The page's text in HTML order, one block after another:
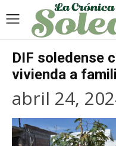
DIF soledense
vivienda a
abril 24,